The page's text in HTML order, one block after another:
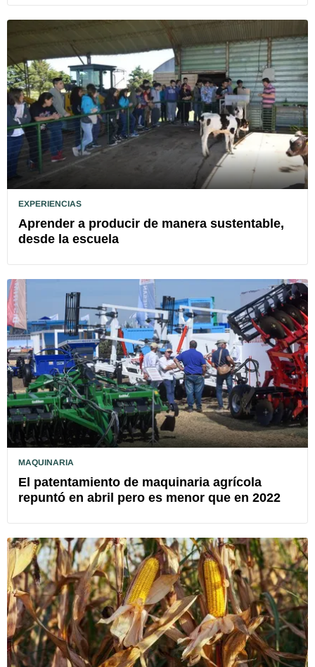
EXPERIENCIAS
Aprender a producir de manera sustentable,
desde la escuela
MAQUINARIA
El patentamiento de maquinaria agrícola
repuntó en abril pero es menor que en 2022